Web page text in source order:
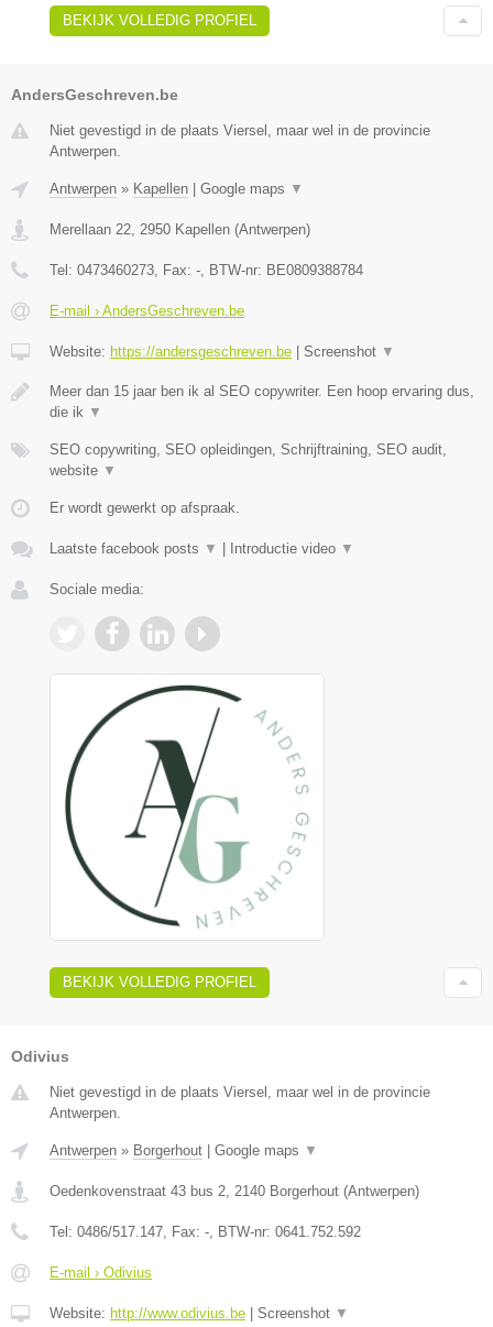
BEKIJK VOLLEDIG PROFIEL
AndersGeschreven.be
Niet gevestigd in de plaats Viersel, maar wel in de provincie
Antwerpen.
Antwerpen » Kapellen | Google maps ▼
Merellaan 22 2950 Kapellen (Antwerpen)
Tel: 0473460273 , Fax: - , BTW-nr: BE0809388784
E-mail › AndersGeschreven.be
Website: https://andersgeschreven.be | Screenshot ▼
Meer dan 15 jaar ben ik al SEO copywriter. Een hoop ervaring dus,
die ik ▼
SEO copywriting, SEO opleidingen, Schrijftraining, SEO audit,
website ▼
Er wordt gewerkt op afspraak.
Laatste facebook posts ▼ | Introductie video ▼
Sociale media:
BEKIJK VOLLEDIG PROFIEL
Odivius
Niet gevestigd in de plaats Viersel, maar wel in de provincie
Antwerpen.
Antwerpen » Borgerhout | Google maps ▼
Oedenkovenstraat 43 bus 2 2140 Borgerhout (Antwerpen)
Tel: 0486/517.147 , Fax: - , BTW-nr: 0641.752.592
E-mail › Odivius
Website: http://www.odivius.be | Screenshot ▼